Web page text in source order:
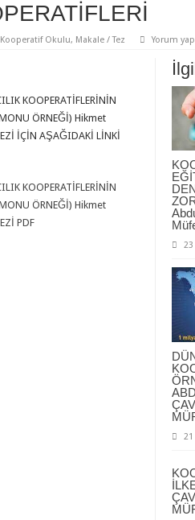
Kooperatif Okulu, Makale / Tez Yorum yap
23
21
KOOPERATİFLERİNİN
ÖRNEĞİ) Hikmet
İÇİN AŞAĞIDAKİ LİNKİ
KOOPERATİFLERİNİN
ÖRNEĞİ) Hikmet
PDF